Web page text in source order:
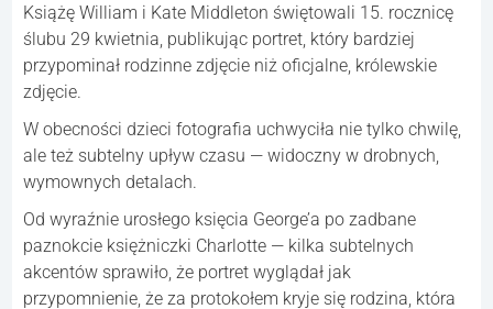
Książę William i Kate Middleton świętowali 15. rocznicę
ślubu 29 kwietnia, publikując portret, który bardziej
przypominał rodzinne zdjęcie niż oficjalne, królewskie
zdjęcie.
W obecności dzieci fotografia uchwyciła nie tylko chwilę,
ale też subtelny upływ czasu — widoczny w drobnych,
wymownych detalach.
Od wyraźnie urosłego księcia George’a po zadbane
paznokcie księżniczki Charlotte — kilka subtelnych
akcentów sprawiło, że portret wyglądał jak
przypomnienie, że za protokołem kryje się rodzina, która